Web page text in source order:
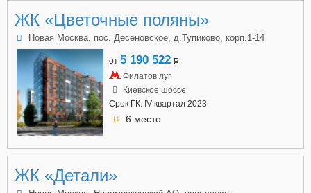
ЖК «Цветочные поляны»
Новая Москва, пос. Десеновское, д.Тупиково, корп.1-14
от 5 190 522 a
Филатов луг
Киевское шоссе
Срок ГК: IV квартал 2023
6 место
ЖК «Детали»